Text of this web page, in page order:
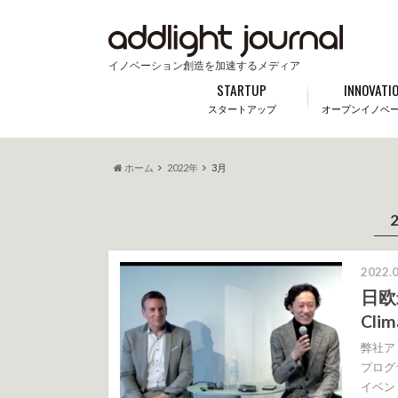
イノベーション創造を加速するメディア
スタートアップ
STARTUP
オープンイノベ
ホーム 2022年 3月
日
弊社
プロ
イベ